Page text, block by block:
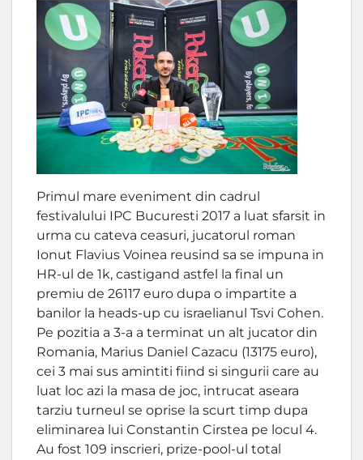
Primul mare eveniment din cadrul
festivalului IPC Bucuresti 2017 a luat sfarsit in
urma cu cateva ceasuri, jucatorul roman
Ionut Flavius Voinea reusind sa se impuna in
HR-ul de 1k, castigand astfel la final un
premiu de 26117 euro dupa o impartite a
banilor la heads-up cu israelianul Tsvi Cohen.
Pe pozitia a 3-a a terminat un alt jucator din
Romania, Marius Daniel Cazacu (13175 euro),
cei 3 mai sus amintiti fiind si singurii care au
luat loc azi la masa de joc, intrucat aseara
tarziu turneul se oprise la scurt timp dupa
eliminarea lui Constantin Cirstea pe locul 4.
Au fost 109 inscrieri, prize-pool-ul total